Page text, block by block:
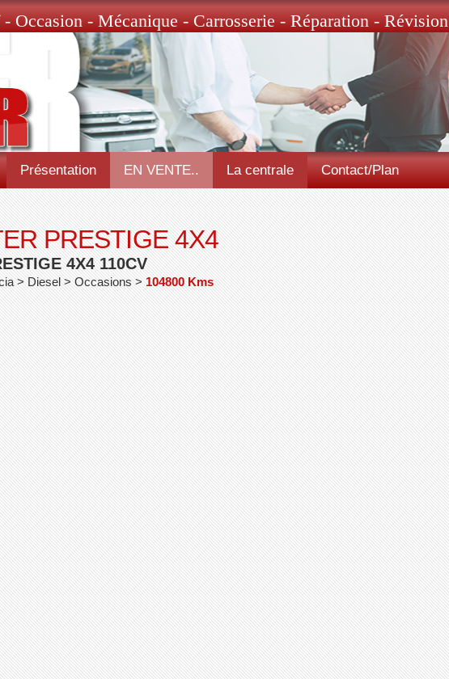
Occasion - Mécanique - Carrosserie - Réparation - Révision
Présentation EN VENTE.. La centrale Contact/Plan
PRESTIGE 4X4
4X4 110CV
> Diesel > Occasions >104800 Kms